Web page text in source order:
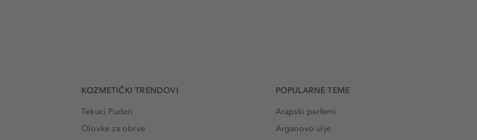
KOZMETIČKI TRENDOVI
Tekuci Puderi
Olovke za obrve
POPULARNE TEME
Arapski parfemi
Arganovo ulje